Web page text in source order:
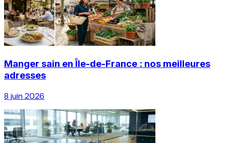
Manger sain en Île-de-France : nos meilleures
adresses
8 juin 2026